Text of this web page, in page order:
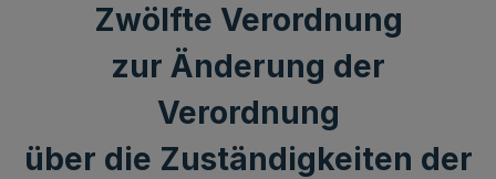
Zwölfte Verordnung
zur Änderung der
Verordnung
über die Zuständigkeiten der